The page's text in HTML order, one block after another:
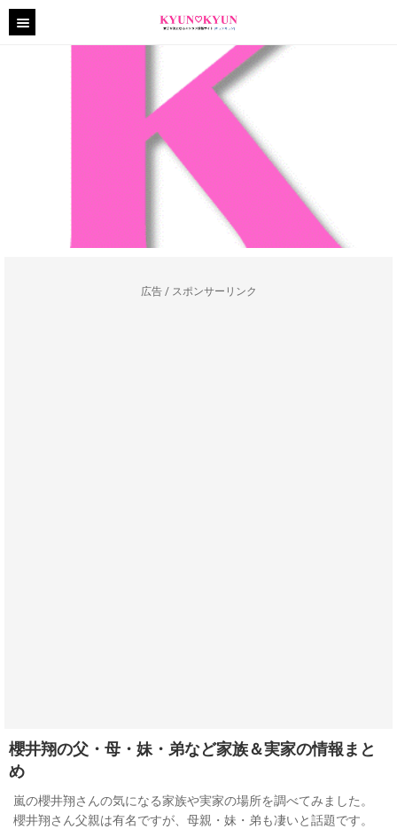
広告 / スポンサーリンク
櫻井翔の父・母・妹・弟など家族＆実家の情報まと
め
嵐の櫻井翔さんの気になる家族や実家の場所を調べてみました。
櫻井翔さん父親は有名ですが、母親・妹・弟も凄いと話題です。